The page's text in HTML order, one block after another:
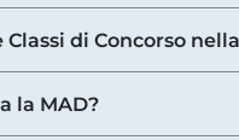
di Concorso
la MAD?